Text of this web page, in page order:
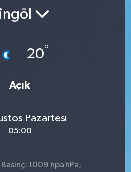
20°
Açık
Pazartesi
05:00
1009 hpa hPa,